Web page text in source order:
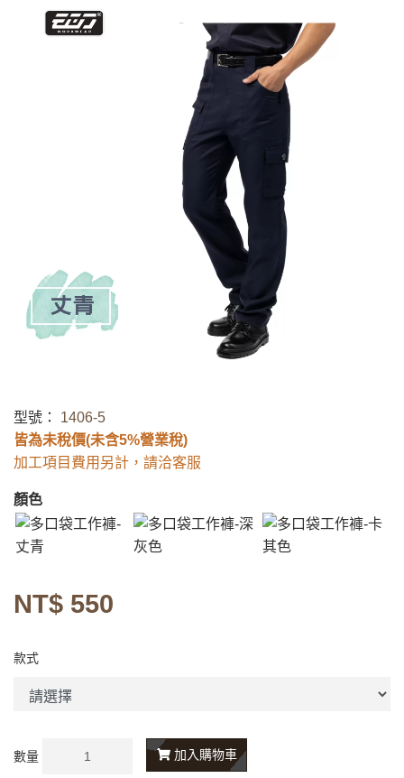
型號： 1406-5
皆為未稅價(未含5%營業稅)
加工項目費用另計，請洽客服
顏色
NT$ 550
款式
數量 加入購物車